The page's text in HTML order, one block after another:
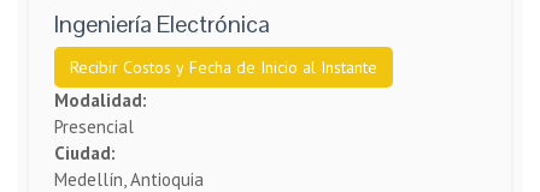
Ingeniería Electrónica
Recibir Costos y Fecha de Inicio al Instante
Modalidad:
Presencial
Ciudad:
Medellín, Antioquia